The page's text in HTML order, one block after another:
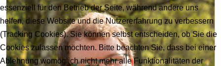
essenziell für den Betrieb der Seite, während andere uns
helfen, diese Website und die Nutzererfahrung zu verbessern
(Tracking Cookies). Sie können selbst entscheiden, ob Sie die
Cookies zulassen möchten. Bitte beachten Sie, dass bei einer
Ablehnung womöglich nicht mehr alle Funktionalitäten der